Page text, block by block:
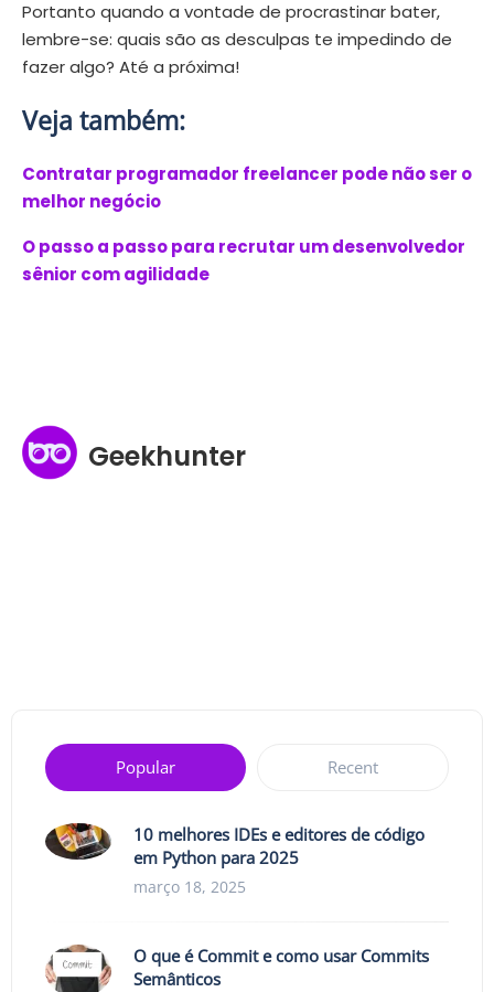
Portanto quando a vontade de procrastinar bater,
lembre-se: quais são as desculpas te impedindo de
fazer algo? Até a próxima!
Veja também:
Contratar programador freelancer pode não ser o
melhor negócio
O passo a passo para recrutar um desenvolvedor
sênior com agilidade
Geekhunter
Popular Recent
10 melhores IDEs e editores de código
em Python para 2025
março 18, 2025
O que é Commit e como usar Commits
Semânticos